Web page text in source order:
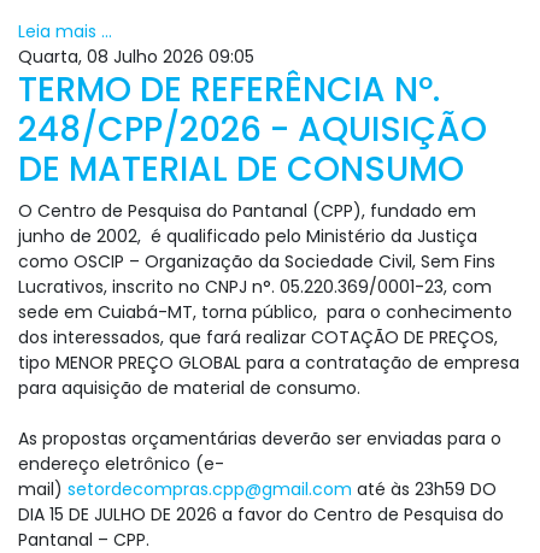
Leia mais ...
Quarta, 08 Julho 2026 09:05
TERMO DE REFERÊNCIA Nº.
248/CPP/2026 - AQUISIÇÃO
DE MATERIAL DE CONSUMO
O Centro de Pesquisa do Pantanal (CPP), fundado em
junho de 2002, é qualificado pelo Ministério da Justiça
como OSCIP – Organização da Sociedade Civil, Sem Fins
Lucrativos, inscrito no CNPJ n°. 05.220.369/0001-23, com
sede em Cuiabá-MT, torna público, para o conhecimento
dos interessados, que fará realizar COTAÇÃO DE PREÇOS,
tipo MENOR PREÇO GLOBAL para a contratação de empresa
para aquisição de material de consumo.
As propostas orçamentárias deverão ser enviadas para o
endereço eletrônico (e-
mail) setordecompras.cpp@gmail.com até às 23h59 DO
DIA 15 DE JULHO DE 2026 a favor do Centro de Pesquisa do
Pantanal – CPP.